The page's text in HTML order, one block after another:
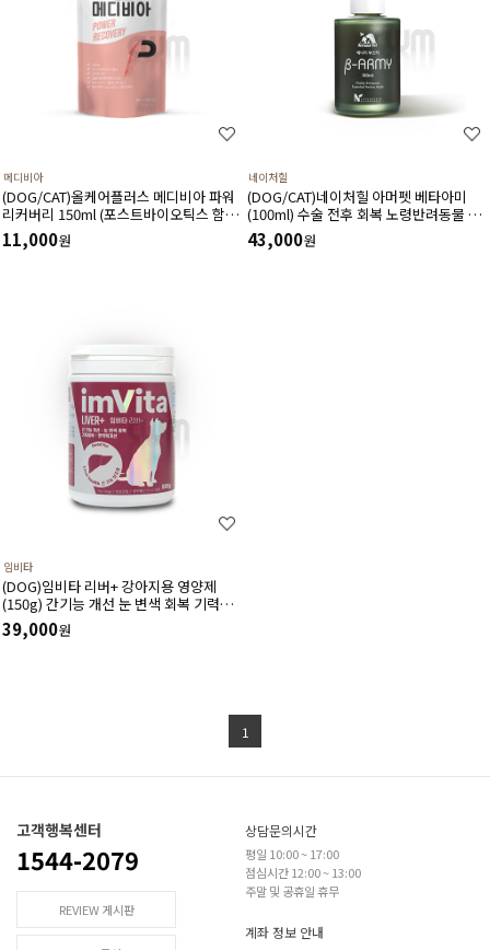
메디비아
(DOG/CAT)올케어플러스 메디비아 파워
리커버리 150ml (포스트바이오틱스 함유)
노령견식욕증진,영양보충식,기력회복
11,000원
네이처힐
(DOG/CAT)네이처힐 아머펫 베타아미
(100ml) 수술 전후 회복 노령반려동물 베
타글루칸 아미노산 에너지부스터
43,000원
임비타
(DOG)임비타 리버+ 강아지용 영양제
(150g) 간기능 개선 눈 변색 회복 기력회
복 전 연령 급여가능 시니어독 회복이 필
요한 강아지
39,000원
1
고객행복센터
1544-2079
REVIEW 게시판
상담문의시간
평일 10:00 ~ 17:00
점심시간 12:00 ~ 13:00
주말 및 공휴일 휴무
계좌 정보 안내